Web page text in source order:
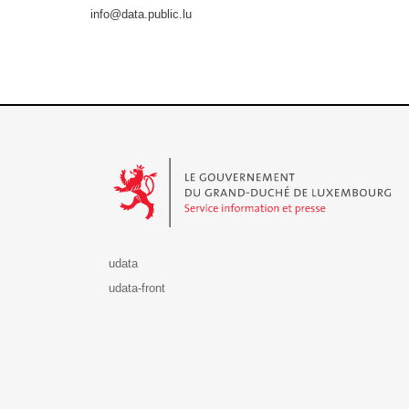
info@data.public.lu
udata
udata-front